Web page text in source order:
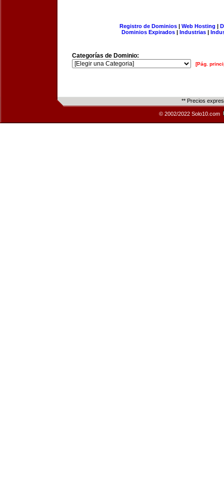
Registro de Dominios| Web Hosting |
Dominios Expirados | Industrias |
Categorías de Dominio:
[Pág.
** Precios
© 2002/2022 Solo10.com